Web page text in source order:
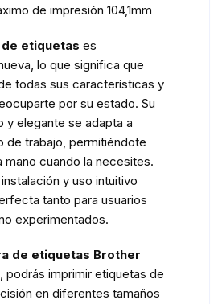
de impresión 104,1mm
etiquetas es
lo que significa que
todas sus características y
por su estado. Su
y elegante se adapta a
de trabajo, permitiéndote
mano cuando la necesites.
y uso intuitivo
tanto para usuarios
experimentados.
de etiquetas Brother
, podrás imprimir etiquetas de
en diferentes tamaños